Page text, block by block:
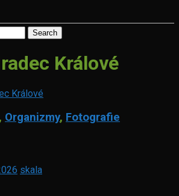
Králové
Králové
, Organizmy, Fotografie
skala